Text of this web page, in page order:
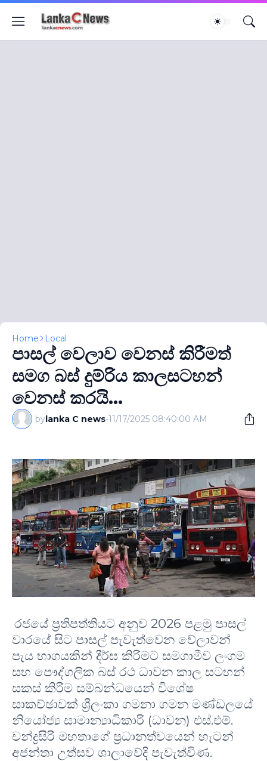
Home Local
පාසල් වෙලාව වෙනස් කිරීමත්
සමග බස් දුම්රිය කාලසටහන්
වෙනස් කරයි...
bylanka C news-11/17/2025 08:40:00 AM
රජයේ ප්‍රතිපත්තියට අනුව 2026 පළමු පාසල්
වාරයේ සිට පාසල් පැවැත්වෙන වේලාවන්
පැය භාගයකින් දීර්ඝ කිරිමට සමගාමීව ලංගම
සහ පෞද්ගලික බස් රථ ධාවන කාල සටහන්
සකස් කිරිම සම්බන්ධයෙන් විශේෂ
සාකච්ඡාවක් ශ්‍රීලංකා ගමනා ගමන මණ්ඩලයේ
නියෝජ්‍ය සාමාන්‍යාධිකාරි (ධාවන) එස්.එම්.
චන්ද්‍රසිරි මහතාගේ ප්‍රධානත්වයෙන් හැටන්
අජන්තා උත්සව ශාලාවේදි පැවැත්විණ.